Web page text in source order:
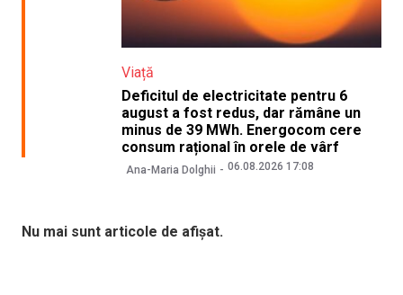
Viață
Deficitul de electricitate pentru 6
august a fost redus, dar rămâne un
minus de 39 MWh. Energocom cere
consum rațional în orele de vârf
Ana-Maria Dolghii 06.08.2026 17:08
Nu mai sunt articole de afișat.